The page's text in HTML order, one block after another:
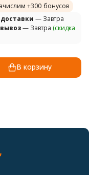
+300 бонусов
доставки — Завтра
— Завтра (скидка
В корзину